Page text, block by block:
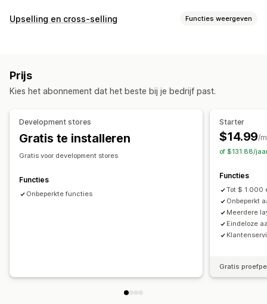
Soorten bundels
Upsell-bundels
Gerelateerde producten Digitale producten
Prijzen die je kunt instellen
Forfaitaire kortingen
Gratis verzending Twee voor de prijs van één
Upselling en cross-selling Functies weergeven
Add-ons in één klik
Drag-and-drop-editor Meerdere valuta Meerdere talen
Garanties
Verzendbescherming
Cadeauverpakking
Gratis verzending
Add-ons voor producten
Vaak samen gekocht
AI-aanbevelingen
Prijs
Kies het abonnement dat het beste bij je bedrijf past.
Development stores
Gratis te installeren
Gratis voor development stores
Functies
Onbeperkte functies
Starter
$14.99/
of $131.88/
Functies
Tot $ 1.000
Onbeperkt
Meerdere
Eindeloze
Gratis